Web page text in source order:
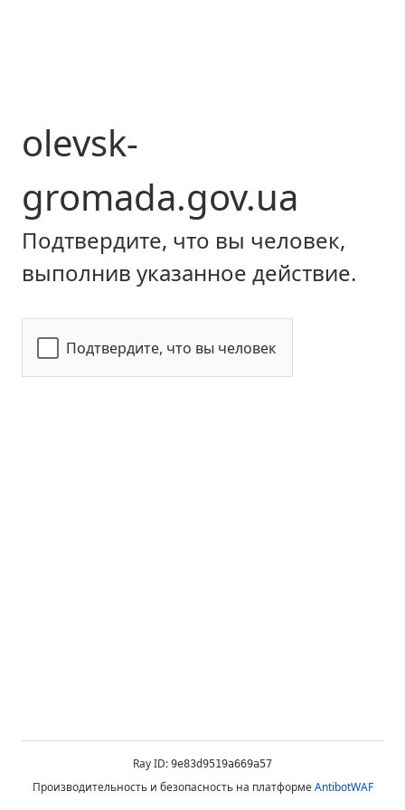
olevsk-
gromada.gov.ua
Подтвердите, что вы человек,
выполнив указанное действие.
Подтвердите, что вы человек
Ray ID: 9e83d9519a669a57
Производительность и безопасность на платформеAntibotWAF